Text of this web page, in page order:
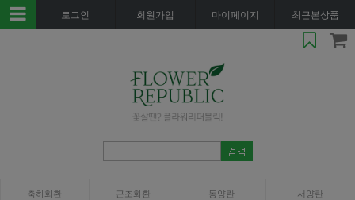
로그인 회원가입 마이페이지 최근본상품
축하화환 근조화환 동양란 서양란